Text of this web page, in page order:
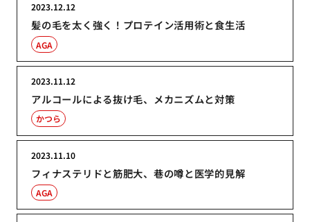
髪の毛を太く強く！プロテイン活用術と食生活
2023.12.12
AGA
アルコールによる抜け毛、メカニズムと対策
2023.11.12
かつら
フィナステリドと筋肥大、巷の噂と医学的見解
2023.11.10
AGA